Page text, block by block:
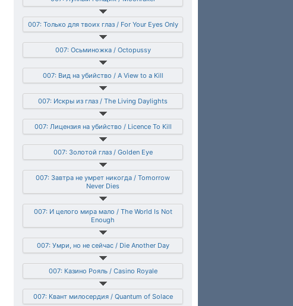
007: Только для твоих глаз / For Your Eyes Only
007: Осьминожка / Octopussy
007: Вид на убийство / A View to a Kill
007: Искры из глаз / The Living Daylights
007: Лицензия на убийство / Licence To Kill
007: Золотой глаз / Golden Eye
007: Завтра не умрет никогда / Tomorrow
Never Dies
007: И целого мира мало / The World Is Not
Enough
007: Умри, но не сейчас / Die Another Day
007: Казино Рояль / Casino Royale
007: Квант милосердия / Quantum of Solace